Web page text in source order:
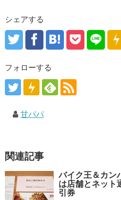
シェアする
フォローする
甘パパ
関連記事
バイク王＆カン
は店舗とネット
引券